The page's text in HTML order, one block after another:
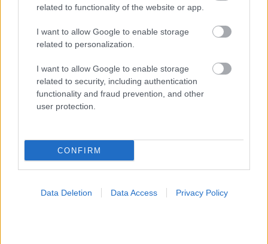
related to functionality of the website or app.
I want to allow Google to enable storage
related to personalization.
I want to allow Google to enable storage
related to security, including authentication
functionality and fraud prevention, and other
user protection.
CONFIRM
Data Deletion Data Access Privacy Policy